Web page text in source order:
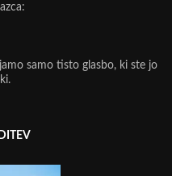
samo tisto glasbo, ki ste jo